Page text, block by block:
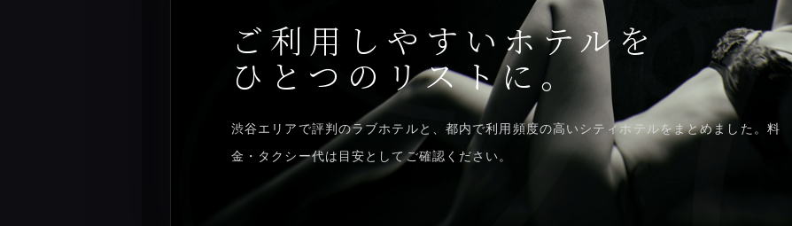
ご利用しやすいホテルを
ひとつのリストに。
渋谷エリアで評判のラブホテルと、都内で利用頻度の高いシティホテルをまとめました。料
金・タクシー代は目安としてご確認ください。